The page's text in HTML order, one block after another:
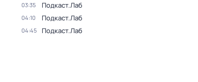
03:35 Подкаст.Лаб
04:10 Подкаст.Лаб
04:45 Подкаст.Лаб